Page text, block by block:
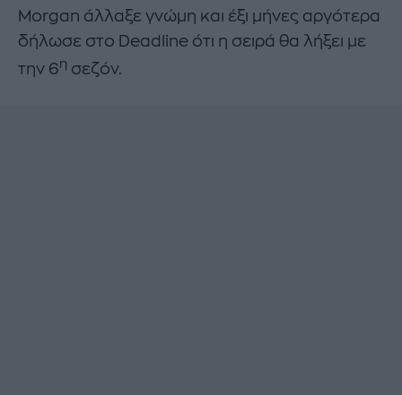
Morgan άλλαξε γνώμη και έξι μήνες αργότερα
δήλωσε στο Deadline ότι η σειρά θα λήξει με
την 6η σεζόν.